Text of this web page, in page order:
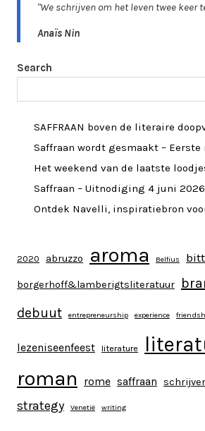
"We schrijven om het leven twee keer
Anaïs Nin
Search
SAFFRAAN boven de literaire
Saffraan wordt gesmaakt –
Het weekend van de laatste
Saffraan – Uitnodiging 4 juni 2026
Ontdek Navelli, inspiratiebron
2020 abruzzo aroma Belfius
borgerhoff&lamberigtsliteratuur
debuut entrepreneurship experience
lezeniseenfeest literature
roman rome saffraan
strategy Venetië writing